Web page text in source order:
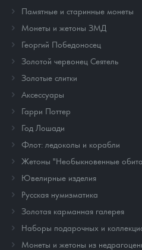
Памятные и старинные монеты
Монеты и жетоны ЗМД
Георгий Победоносец
Золотой червонец Сеятель
Золотые слитки
Аксессуары
Гарри Поттер
Год Лошади
Флот: ледоколы и корабли
Жетоны "Необыкновенные
Ювелирные изделия
Русская нумизматика
Золотая карманная галерея
Наборы подарочных и
Монеты и жетоны из